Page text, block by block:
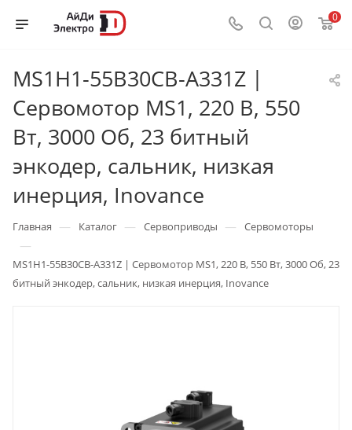
0
MS1H1-55B30CB-A331Z |
Сервомотор MS1, 220 В, 550
Вт, 3000 Об, 23 битный
энкодер, сальник, низкая
инерция, Inovance
Главная — Каталог — Сервоприводы — Сервомоторы
—
MS1H1-55B30CB-A331Z | Сервомотор MS1, 220 В, 550 Вт, 3000 Об, 23
битный энкодер, сальник, низкая инерция, Inovance